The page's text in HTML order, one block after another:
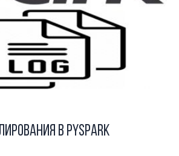
в Pyspark